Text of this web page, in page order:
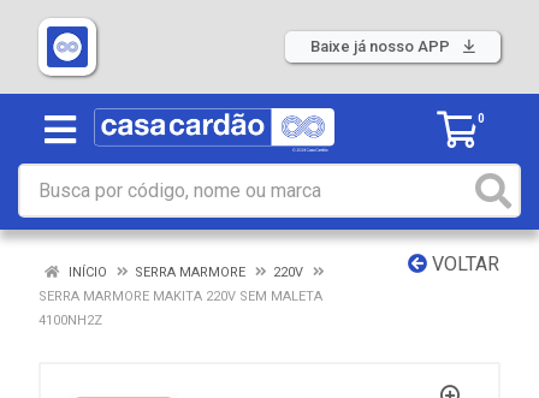
Baixe já nosso APP
0
VOLTAR
INÍCIO SERRA MARMORE
220V
SERRA MARMORE MAKITA 220V SEM MALETA
4100NH2Z